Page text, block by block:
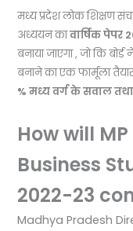
मध्य प्रदेश लोक शिक्षण
अध्ययन कावार्षिक पेपर
बनाया जाएगा , जो कि
बनाने का एक फार्मूला
% मध्य वर्ग के सवाल
How will
Business
2022-23
Madhya Pradesh